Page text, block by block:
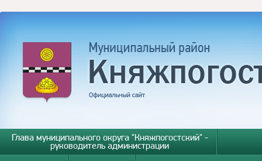
Глава муниципального округа "Княжпогостский" -
руководитель администрации